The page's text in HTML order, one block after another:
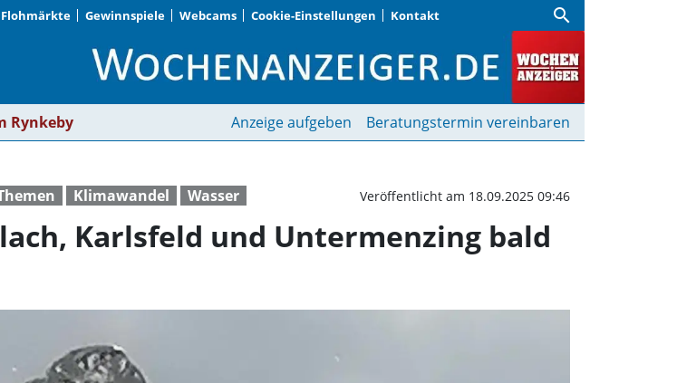
Flohmärkte Gewinnspiele Webcams Cookie-Einstellungen Kontakt search
an den S-Bahnhöfen Allach,
Rynkeby Anzeige aufgeben Beratungstermin vereinbaren
Klimawandel Wasser Veröffentlicht am 18.09.2025 09:46
Karlsfeld und Untermenzing bald